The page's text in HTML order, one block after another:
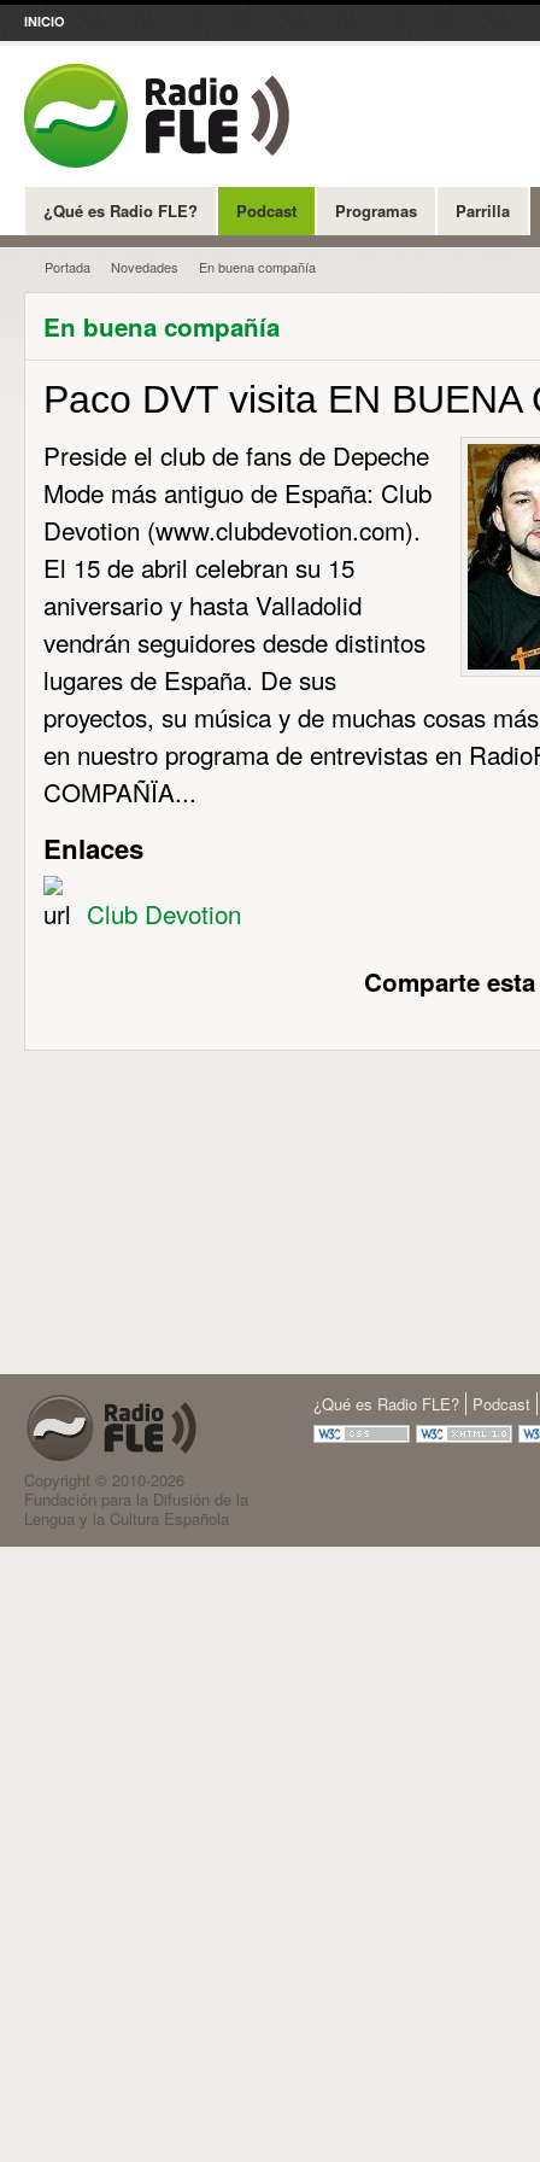
INICIO
¿Qué es Radio FLE? Podcast Programas Parrilla
Portada Novedades En buena compañía
En buena compañía
Paco DVT visita EN BUENA
Preside el club de fans de Depeche
Mode más antiguo de España: Club
Devotion (www.clubdevotion.com).
El 15 de abril celebran su 15
aniversario y hasta Valladolid
vendrán seguidores desde distintos
lugares de España. De sus
proyectos, su música y de muchas cosas
en nuestro programa de entrevistas en
COMPAÑÏA...
Enlaces
Club Devotion
Comparte
Copyright © 2010-2026
Fundación para la Difusión de la
Lengua y la Cultura Española
¿Qué es Radio FLE? Podcast